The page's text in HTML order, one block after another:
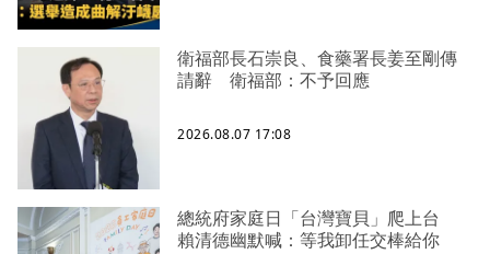
衛福部長石崇良、食藥署長姜至剛傳
請辭 衛福部：不予回應
2026.08.07 17:08
總統府家庭日「台灣寶貝」爬上台
賴清德幽默喊：等我卸任交棒給你